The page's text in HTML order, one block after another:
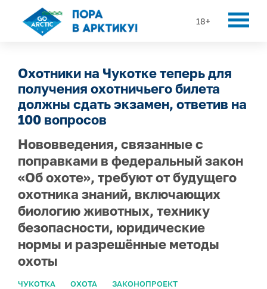
18+
Охотники на Чукотке теперь для
получения охотничьего билета
должны сдать экзамен, ответив на
100 вопросов
Нововведения, связанные с
поправками в федеральный закон
«Об охоте», требуют от будущего
охотника знаний, включающих
биологию животных, технику
безопасности, юридические
нормы и разрешённые методы
охоты
ЧУКОТКА ОХОТА
ЗАКОНОПРОЕКТ